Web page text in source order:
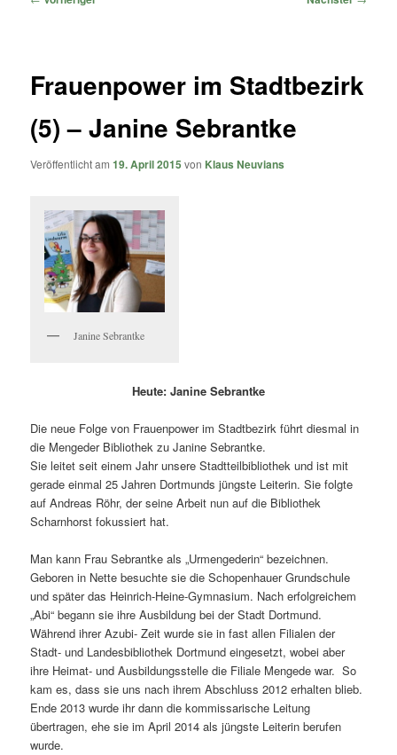
Frauenpower im Stadtbezirk
(5) – Janine Sebrantke
Veröffentlicht am19. April 2015 von Klaus Neuvians
Janine Sebrantke
Heute: Janine Sebrantke
Die neue Folge von Frauenpower im Stadtbezirk führt diesmal in
die Mengeder Bibliothek zu Janine Sebrantke.
Sie leitet seit einem Jahr unsere Stadtteilbibliothek und ist mit
gerade einmal 25 Jahren Dortmunds jüngste Leiterin. Sie folgte
auf Andreas Röhr, der seine Arbeit nun auf die Bibliothek
Scharnhorst fokussiert hat.
Man kann Frau Sebrantke als „Urmengederin“ bezeichnen.
Geboren in Nette besuchte sie die Schopenhauer Grundschule
und später das Heinrich-Heine-Gymnasium. Nach erfolgreichem
„Abi“ begann sie ihre Ausbildung bei der Stadt Dortmund.
Während ihrer Azubi- Zeit wurde sie in fast allen Filialen der
Stadt- und Landesbibliothek Dortmund eingesetzt, wobei aber
ihre Heimat- und Ausbildungsstelle die Filiale Mengede war. So
kam es, dass sie uns nach ihrem Abschluss 2012 erhalten blieb.
Ende 2013 wurde ihr dann die kommissarische Leitung
übertragen, ehe sie im April 2014 als jüngste Leiterin berufen
wurde.